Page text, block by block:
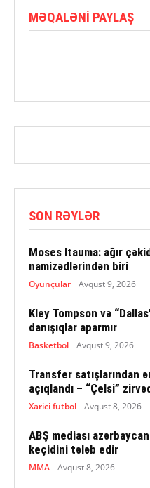
MƏQALƏNI PAYLAŞ
SON RƏYLƏR
Moses Itauma: ağır
namizədlərindən biri
Oyunçular Avqust 9, 2026
Kley Tompson və
danışıqlar aparmır
Basketbol Avqust 9, 2026
Transfer satışlarından
açıqlandı – “Çelsi”
Xarici futbol Avqust 8, 2026
ABŞ mediası
keçidini tələb edir
MMA Avqust 8, 2026